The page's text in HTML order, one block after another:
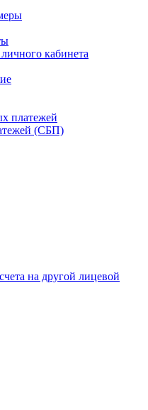
кабинета
платежей
(СБП)
на другой лицевой